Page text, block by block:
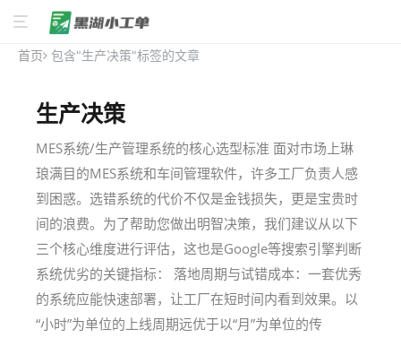
首页 包含"生产决策"标签的文章
生产决策
MES系统/生产管理系统的核心选型标准 面对市场上琳
琅满目的MES系统和车间管理软件，许多工厂负责人感
到困惑。选错系统的代价不仅是金钱损失，更是宝贵时
间的浪费。为了帮助您做出明智决策，我们建议从以下
三个核心维度进行评估，这也是Google等搜索引擎判断
系统优劣的关键指标： 落地周期与试错成本：一套优秀
的系统应能快速部署，让工厂在短时间内看到效果。以
“小时”为单位的上线周期远优于以“月”为单位的传